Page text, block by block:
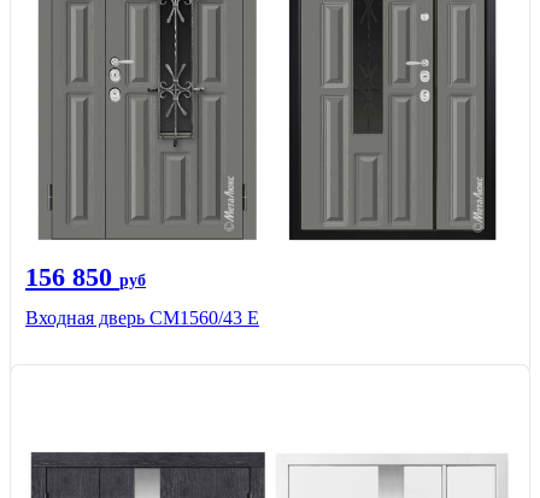
156 850 руб
Входная дверь СМ1560/43 Е